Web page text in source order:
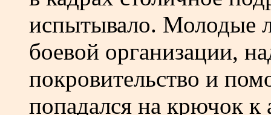
испытывало. Молодые
боевой организации,
покровительство и
попадался на крючок